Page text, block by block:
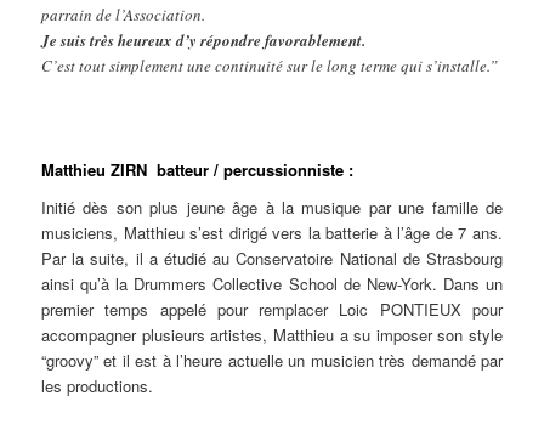
parrain de l’Association.
Je suis très heureux d’y répondre favorablement.
C’est tout simplement une continuité sur le long terme qui s’installe.”
Matthieu ZIRN batteur / percussionniste :
Initié dès son plus jeune âge à la musique par une famille de
musiciens, Matthieu s’est dirigé vers la batterie à l’âge de 7 ans.
Par la suite, il a étudié au Conservatoire National de Strasbourg
ainsi qu’à la Drummers Collective School de New-York. Dans un
premier temps appelé pour remplacer Loic PONTIEUX pour
accompagner plusieurs artistes, Matthieu a su imposer son style
“groovy” et il est à l’heure actuelle un musicien très demandé par
les productions.